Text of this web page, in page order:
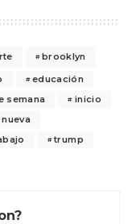
brooklyn
educación
semana
inicio
nueva
trump